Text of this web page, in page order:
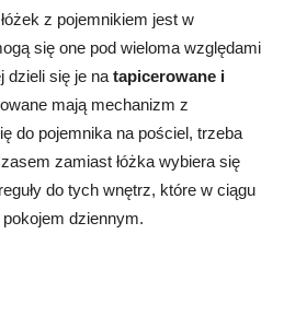
z pojemnikiem jest w
się one pod wieloma względami
dzieli się je na tapicerowane i
mają mechanizm z
do pojemnika na pościel, trzeba
zamiast łóżka wybiera się
do tych wnętrz, które w ciągu
dziennym.